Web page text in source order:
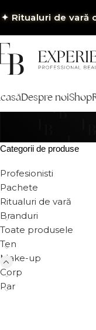
✦ Ritualuri de vară
Despre noiShop
Categorii de produse
Profesionisti
Pachete
Ritualuri de vară
Branduri
Toate produsele
Ten
Make-up
Corp
Par